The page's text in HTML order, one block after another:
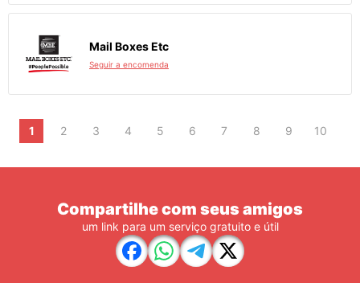
Mail Boxes Etc
Seguir a encomenda
1 2 3 4 5 6 7 8 9 10
Compartilhe com seus amigos
um link para um serviço gratuito e útil